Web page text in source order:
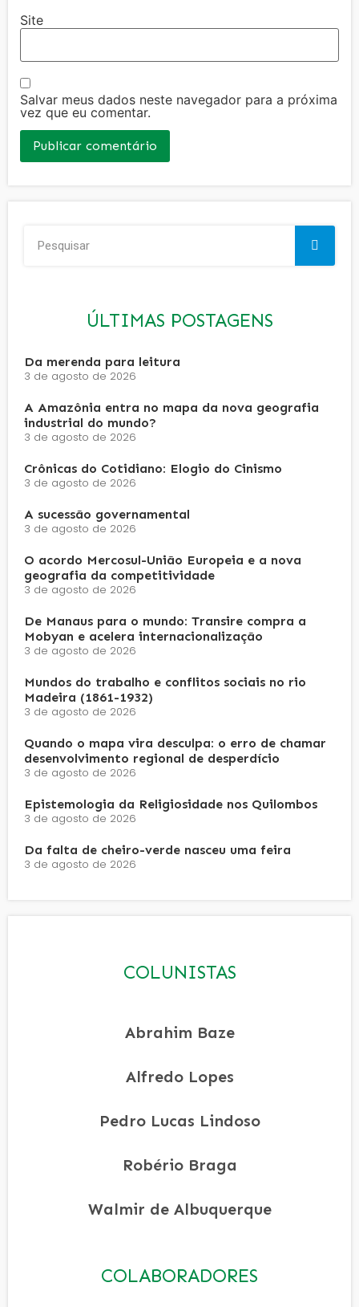
Site
Salvar meus dados neste navegador para a próxima
vez que eu comentar.
ÚLTIMAS POSTAGENS
Da merenda para leitura
3 de agosto de 2026
A Amazônia entra no mapa da nova geografia
industrial do mundo?
3 de agosto de 2026
Crônicas do Cotidiano: Elogio do Cinismo
3 de agosto de 2026
A sucessão governamental
3 de agosto de 2026
O acordo Mercosul-União Europeia e a nova
geografia da competitividade
3 de agosto de 2026
De Manaus para o mundo: Transire compra a
Mobyan e acelera internacionalização
3 de agosto de 2026
Mundos do trabalho e conflitos sociais no rio
Madeira (1861-1932)
3 de agosto de 2026
Quando o mapa vira desculpa: o erro de chamar
desenvolvimento regional de desperdício
3 de agosto de 2026
Epistemologia da Religiosidade nos Quilombos
3 de agosto de 2026
Da falta de cheiro-verde nasceu uma feira
3 de agosto de 2026
COLUNISTAS
Abrahim Baze
Alfredo Lopes
Pedro Lucas Lindoso
Robério Braga
Walmir de Albuquerque
COLABORADORES